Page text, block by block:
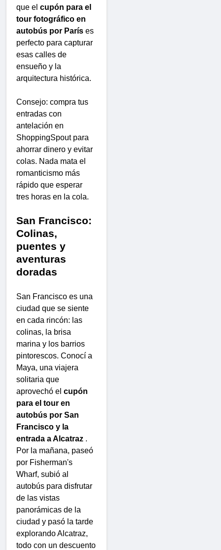
que el cupón para el
tour fotográfico en
autobús por París es
perfecto para capturar
esas calles de
ensueño y la
arquitectura histórica.
Consejo: compra tus
entradas con
antelación en
ShoppingSpout para
ahorrar dinero y evitar
colas. Nada mata el
romanticismo más
rápido que esperar
tres horas en la cola.
San Francisco:
Colinas,
puentes y
aventuras
doradas
San Francisco es una
ciudad que se siente
en cada rincón: las
colinas, la brisa
marina y los barrios
pintorescos. Conocí a
Maya, una viajera
solitaria que
aprovechó el cupón
para el tour en
autobús por San
Francisco y la
entrada a Alcatraz .
Por la mañana, paseó
por Fisherman's
Wharf, subió al
autobús para disfrutar
de las vistas
panorámicas de la
ciudad y pasó la tarde
explorando Alcatraz,
todo con un descuento